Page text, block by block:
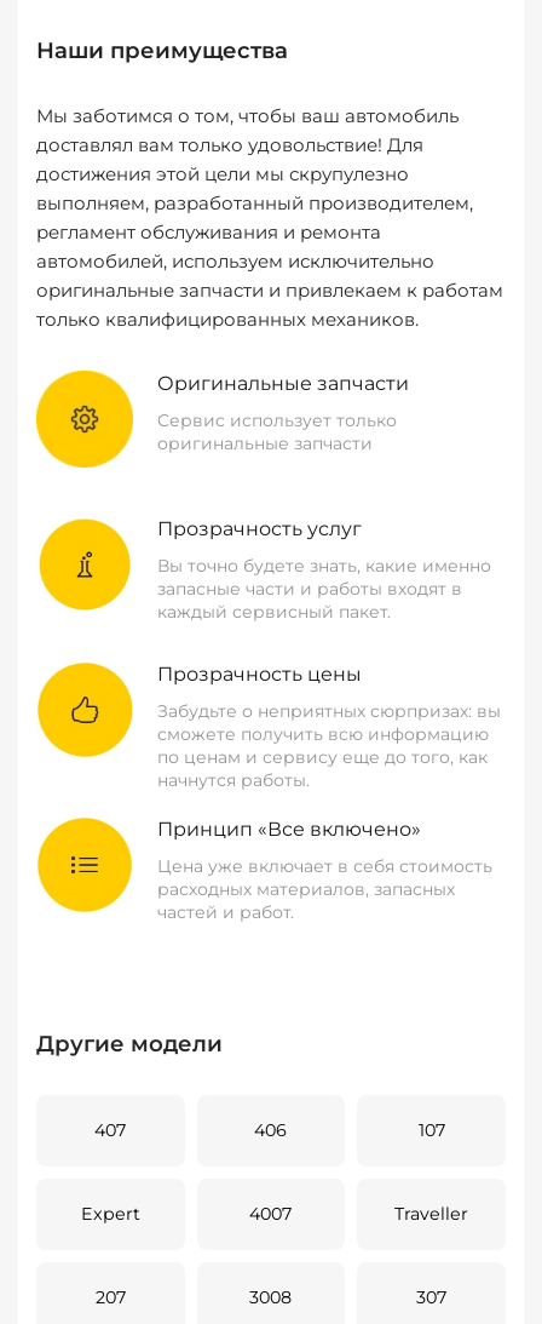
Наши преимущества
Мы заботимся о том, чтобы ваш автомобиль
доставлял вам только удовольствие! Для
достижения этой цели мы скрупулезно
выполняем, разработанный производителем,
регламент обслуживания и ремонта
автомобилей, используем исключительно
оригинальные запчасти и привлекаем к работам
только квалифицированных механиков.
Оригинальные запчасти
Сервис использует только
оригинальные запчасти
Прозрачность услуг
Вы точно будете знать, какие именно
запасные части и работы входят в
каждый сервисный пакет.
Прозрачность цены
Забудьте о неприятных сюрпризах: вы
сможете получить всю информацию
по ценам и сервису еще до того, как
начнутся работы.
Принцип «Все включено»
Цена уже включает в себя стоимость
расходных материалов, запасных
частей и работ.
Другие модели
407 406 107
Expert 4007 Traveller
207 3008 307